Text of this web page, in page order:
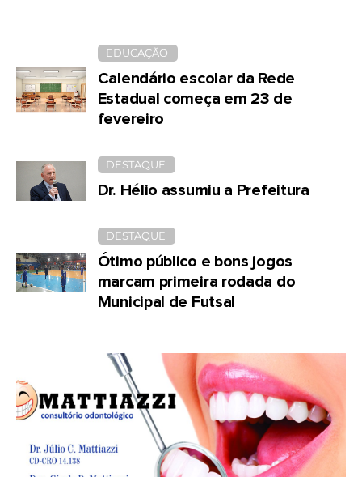
EDUCAÇÃO
Calendário escolar da Rede
Estadual começa em 23 de
fevereiro
DESTAQUE
Dr. Hélio assumiu a Prefeitura
DESTAQUE
Ótimo público e bons jogos
marcam primeira rodada do
Municipal de Futsal